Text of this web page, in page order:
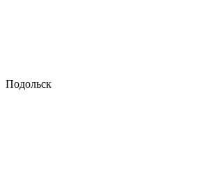
Подольск